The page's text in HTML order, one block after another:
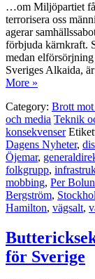
…om Miljöpartiet
terrorisera oss
agerar
förbjuda kärnkraft.
medan
Sveriges Alkaida,
More »
Category: Brott mot
och media Teknik
konsekvenser
Dagens Nyheter,
Öjemar,
folkgrupp,
mobbing, Per
Bergström,
Hamilton, vägsalt,
för Sverige